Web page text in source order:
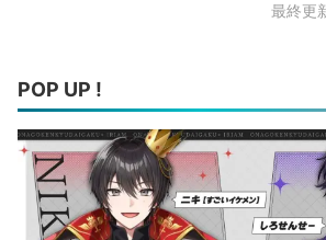
最終更
POP UP !